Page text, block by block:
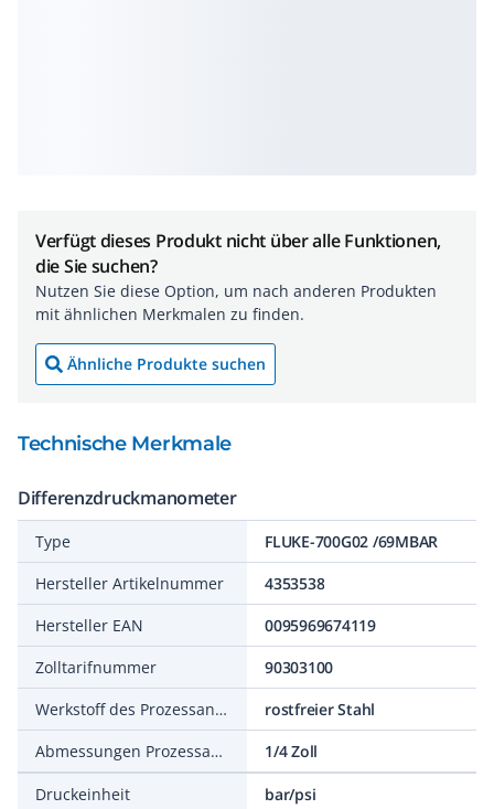
Verfügt dieses Produkt nicht über alle Funktionen,
die Sie suchen?
Nutzen Sie diese Option, um nach anderen Produkten
mit ähnlichen Merkmalen zu finden.
Ähnliche Produkte suchen
Technische Merkmale
Differenzdruckmanometer
Type
FLUKE-700G02 /69MBAR
Hersteller Artikelnummer
4353538
Hersteller EAN
0095969674119
Zolltarifnummer
90303100
Werkstoff des Prozessanschlusses
rostfreier Stahl
Abmessungen Prozessanschluss
1/4 Zoll
Druckeinheit
bar/psi